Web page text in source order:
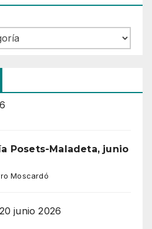
Posets-Maladeta, junio
Moscardó
junio 2026